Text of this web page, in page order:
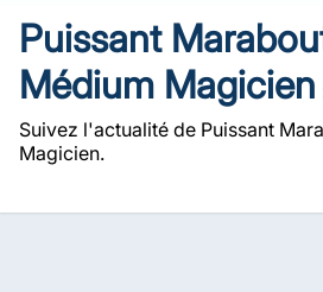
Puissant
Médium Magicien
Suivez l'actualité de Puissant
Magicien.